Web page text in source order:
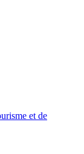
et de